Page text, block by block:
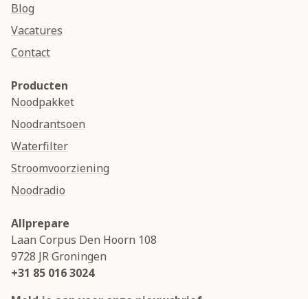
Blog
Vacatures
Contact
Producten
Noodpakket
Noodrantsoen
Waterfilter
Stroomvoorziening
Noodradio
Allprepare
Laan Corpus Den Hoorn 108
9728 JRGroningen
+31 85 016 3024